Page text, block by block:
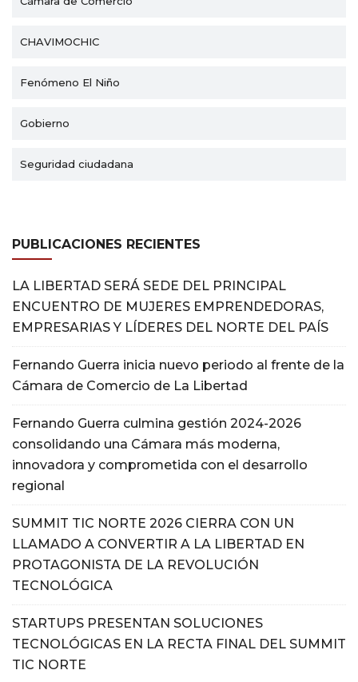
CHAVIMOCHIC
Fenómeno El Niño
Gobierno
Seguridad ciudadana
PUBLICACIONES RECIENTES
LA LIBERTAD SERÁ SEDE DEL PRINCIPAL
ENCUENTRO DE MUJERES EMPRENDEDORAS,
EMPRESARIAS Y LÍDERES DEL NORTE DEL PAÍS
Fernando Guerra inicia nuevo periodo al frente de la
Cámara de Comercio de La Libertad
Fernando Guerra culmina gestión 2024-2026
consolidando una Cámara más moderna,
innovadora y comprometida con el desarrollo
regional
SUMMIT TIC NORTE 2026 CIERRA CON UN
LLAMADO A CONVERTIR A LA LIBERTAD EN
PROTAGONISTA DE LA REVOLUCIÓN
TECNOLÓGICA
STARTUPS PRESENTAN SOLUCIONES
TECNOLÓGICAS EN LA RECTA FINAL DEL SUMMIT
TIC NORTE